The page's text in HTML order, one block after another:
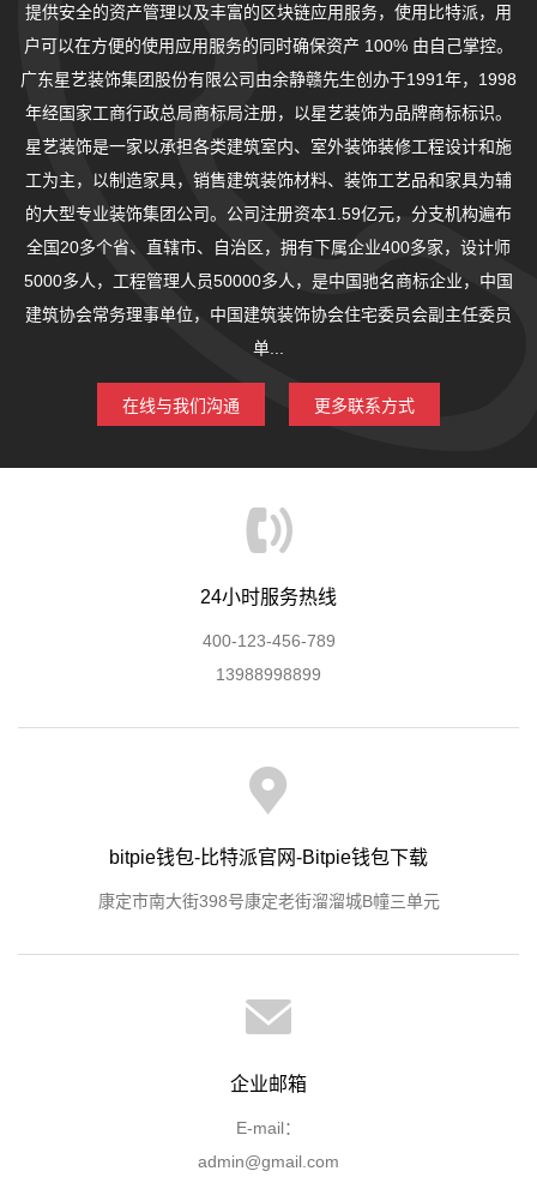
提供安全的资产管理以及丰富的区块链应用服务，使用比特派，用
户可以在方便的使用应用服务的同时确保资产 100% 由自己掌控。
广东星艺装饰集团股份有限公司由余静赣先生创办于1991年，1998
年经国家工商行政总局商标局注册，以星艺装饰为品牌商标标识。
星艺装饰是一家以承担各类建筑室内、室外装饰装修工程设计和施
工为主，以制造家具，销售建筑装饰材料、装饰工艺品和家具为辅
的大型专业装饰集团公司。公司注册资本1.59亿元，分支机构遍布
全国20多个省、直辖市、自治区，拥有下属企业400多家，设计师
5000多人，工程管理人员50000多人，是中国驰名商标企业，中国
建筑协会常务理事单位，中国建筑装饰协会住宅委员会副主任委员
单...
在线与我们沟通 更多联系方式
24小时服务热线
400-123-456-789
13988998899
bitpie钱包-比特派官网-Bitpie钱包下载
康定市南大街398号康定老街溜溜城B幢三单元
企业邮箱
E-mail：
admin@gmail.com